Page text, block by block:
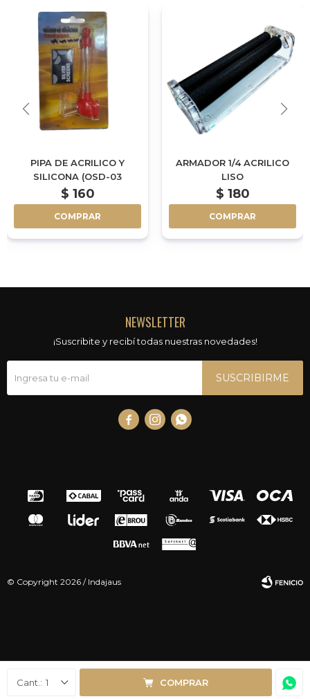
1 COMPRAR
PIPA DE ACRILICO Y
SILICONA (OSD-03
$ 160
COMPRAR
ARMADOR 1/4 ACRILICO
LISO
$ 180
COMPRAR
NEWSLETTER
¡Suscribite y recibí todas nuestras novedades!
SUSCRIBIRME
  
© Copyright 2026 / Indajaus
Fenicio